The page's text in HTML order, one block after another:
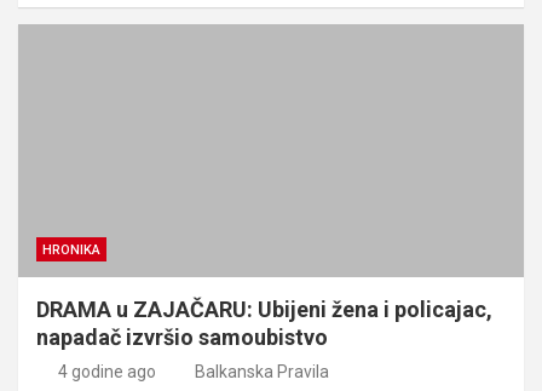
HRONIKA
DRAMA u ZAJAČARU: Ubijeni žena i policajac,
napadač izvršio samoubistvo
4 godine ago Balkanska Pravila